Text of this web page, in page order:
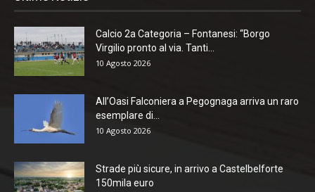
Calcio 2a Categoria – Fontanesi: “Borgo
Virgilio pronto al via. Tanti...
10 Agosto 2026
All’Oasi Falconiera a Pegognaga arriva un raro
esemplare di...
10 Agosto 2026
Strade più sicure, in arrivo a Castelbelforte
150mila euro